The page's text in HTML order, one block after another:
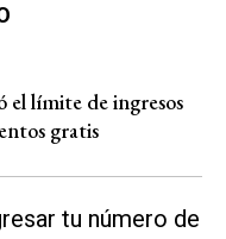
el límite de ingresos
gratis
tu número de